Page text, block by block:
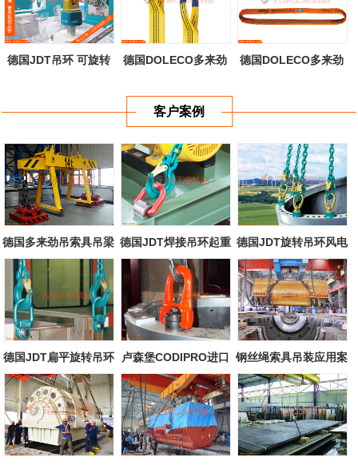
德国JDT吊环 可旋转
德国DOLECO多来劲
德国DOLECO多来劲
客户案例
德国多来劲吊索具吊梁
配永磁起重...
德国JDT焊接吊环起重
吊装案例
德国JDT旋转吊环风电
行业吊装案...
德国JDT扁平旋转吊环
吊装案例
卢森堡CODIPRO进口
旋转吊环应用...
钢丝绳索具吊装应用案
例